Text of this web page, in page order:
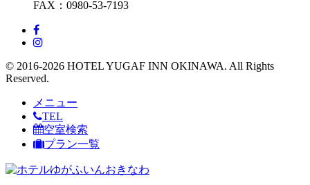
FAX：0980-53-7193
© 2016-2026 HOTEL YUGAF INN OKINAWA. All Rights
Reserved.
メニュー
TEL
空室検索
プラン一覧